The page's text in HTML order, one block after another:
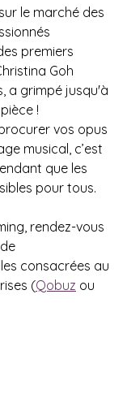
le marché des
premiers
Goh
a grimpé jusqu'à
!
vos opus
musical, c’est
que les
pour tous.
rendez-vous
consacrées au
(Qobuz ou